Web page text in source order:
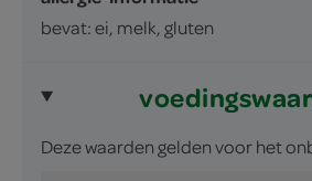
bevat: ei, melk, gluten
Deze waarden gelden voor het